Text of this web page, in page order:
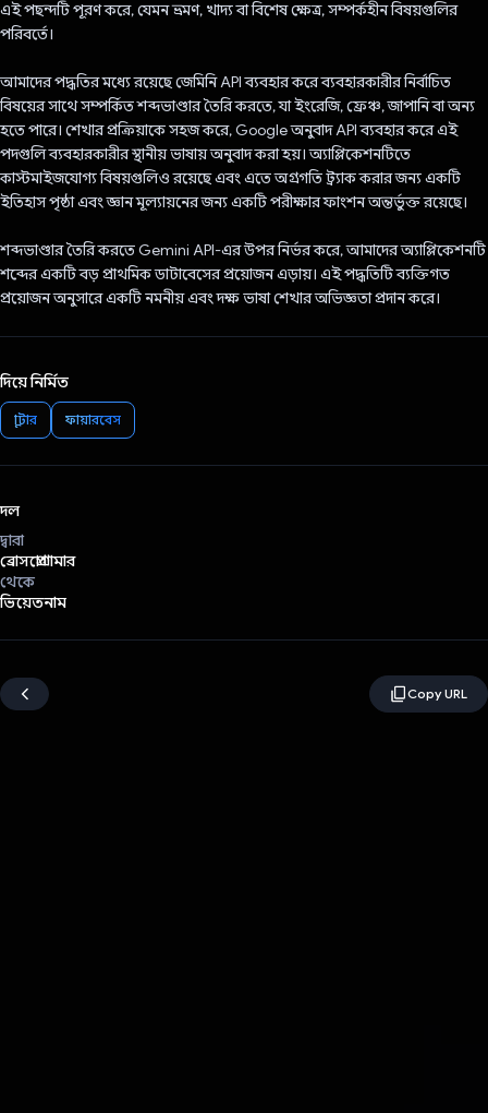
এই পছন্দটি পূরণ করে, যেমন ভ্রমণ, খাদ্য বা বিশেষ ক্ষেত্র, সম্পর্কহীন বিষয়গুলির
পরিবর্তে।
আমাদের পদ্ধতির মধ্যে রয়েছে জেমিনি API ব্যবহার করে ব্যবহারকারীর নির্বাচিত
বিষয়ের সাথে সম্পর্কিত শব্দভাণ্ডার তৈরি করতে, যা ইংরেজি, ফ্রেঞ্চ, জাপানি বা অন্য
হতে পারে। শেখার প্রক্রিয়াকে সহজ করে, Google অনুবাদ API ব্যবহার করে এই
পদগুলি ব্যবহারকারীর স্থানীয় ভাষায় অনুবাদ করা হয়। অ্যাপ্লিকেশনটিতে
কাস্টমাইজযোগ্য বিষয়গুলিও রয়েছে এবং এতে অগ্রগতি ট্র্যাক করার জন্য একটি
ইতিহাস পৃষ্ঠা এবং জ্ঞান মূল্যায়নের জন্য একটি পরীক্ষার ফাংশন অন্তর্ভুক্ত রয়েছে।
শব্দভাণ্ডার তৈরি করতে Gemini API-এর উপর নির্ভর করে, আমাদের অ্যাপ্লিকেশনটি
শব্দের একটি বড় প্রাথমিক ডাটাবেসের প্রয়োজন এড়ায়। এই পদ্ধতিটি ব্যক্তিগত
প্রয়োজন অনুসারে একটি নমনীয় এবং দক্ষ ভাষা শেখার অভিজ্ঞতা প্রদান করে।
দিয়ে নির্মিত
ফ্লাটার ফায়ারবেস
দল
দ্বারা
ব্রোসপ্রোগ্রামার
থেকে
ভিয়েতনাম